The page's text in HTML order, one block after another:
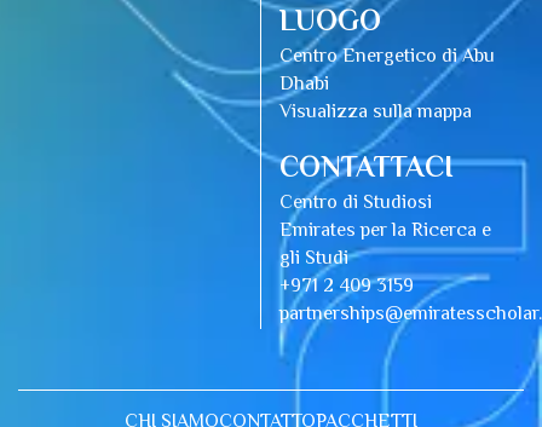
LUOGO
Centro Energetico di Abu
Dhabi
Visualizza sulla mappa
CONTATTACI
Centro di Studiosi
Emirates per la Ricerca e
gli Studi
+971 2 409 3159